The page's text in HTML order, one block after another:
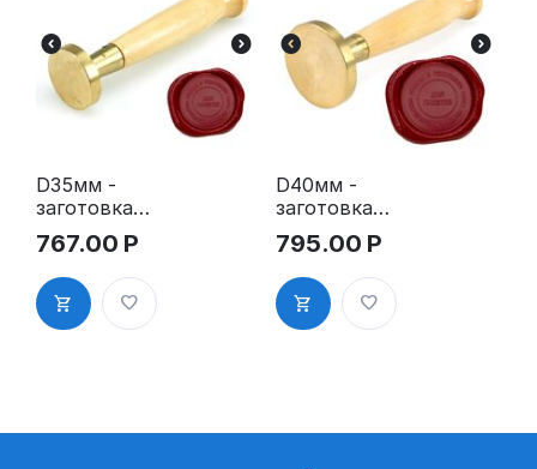
D35мм -
заготовка
пломбира
под сургуч
767.00 Р
D40мм -
заготовка
пломбира
под сургуч
795.00 Р